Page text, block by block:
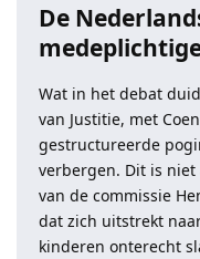
De
Wat in het debat
van Justitie, met
gestructureerde
verbergen. Dit is
van de commissie
dat zich uitstrekt
kinderen onterecht